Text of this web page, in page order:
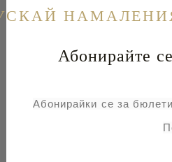
€97 189.72лв.
Абонирайте се
Абонирайки се за